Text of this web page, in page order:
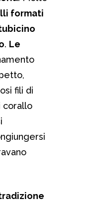
formati
. Le
fili di
corallo